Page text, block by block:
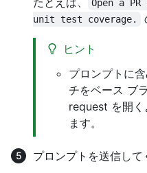
Open a
unit test coverage.
ヒント
プロンプトに
チをベース ブ
request を開
ます。
プロンプトを送信して